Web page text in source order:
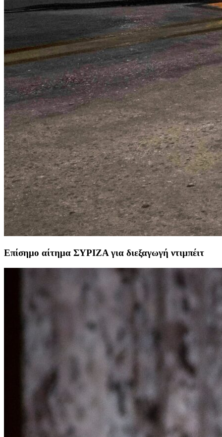
Επίσημο αίτημα ΣΥΡΙΖΑ για διεξαγωγή ντιμπέιτ